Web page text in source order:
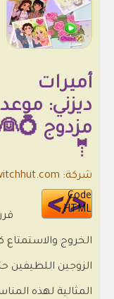
أميرات
ديزني: موعد
مزدوج
🤵
شركة: witchhut.com
Code
HTML
الخروج
الزوجين اللطيفين
المثالية لهذه